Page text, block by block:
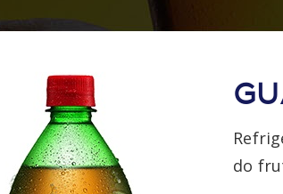
do